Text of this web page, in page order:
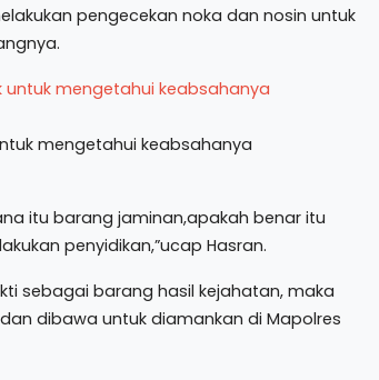
pengecekan noka dan nosin untuk
mengetahui keabsahanya
itu barang jaminan,apakah benar itu
penyidikan,”ucap Hasran.
sebagai barang hasil kejahatan, maka
dibawa untuk diamankan di Mapolres